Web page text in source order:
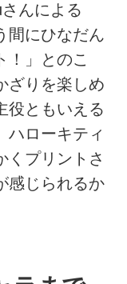
んによる
間にひなだん
！」とのこ
ざりを楽しめ
役ともいえる
ハローキティ
くプリントさ
感じられるか